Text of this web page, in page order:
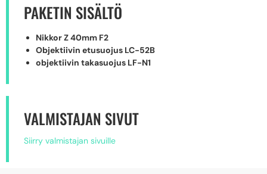
PAKETIN SISÄLTÖ
Nikkor Z 40mm F2
Objektiivin etusuojus LC-52B
objektiivin takasuojus LF-N1
VALMISTAJAN SIVUT
Siirry valmistajan sivuille